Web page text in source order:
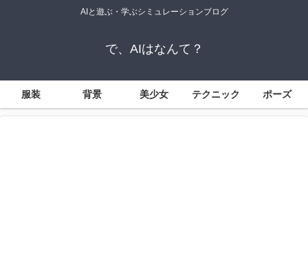
AIと遊ぶ・学ぶシミュレーションブログ
で、AIはなんて？
服装 背景 美少女 テクニック ポーズ